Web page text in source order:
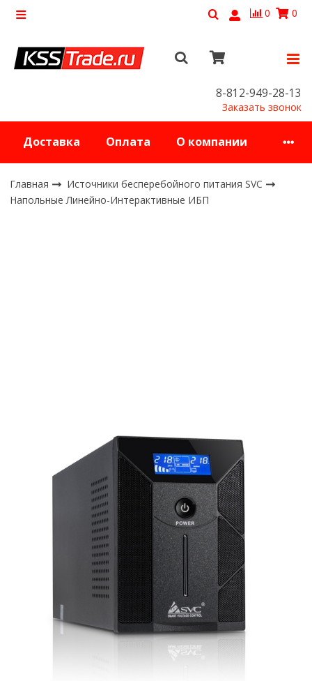
0 0
8-812-949-28-13
Заказать звонок
Доставка Оплата О компании
Главная
Источники бесперебойного питания SVC
Напольные Линейно-Интерактивные ИБП